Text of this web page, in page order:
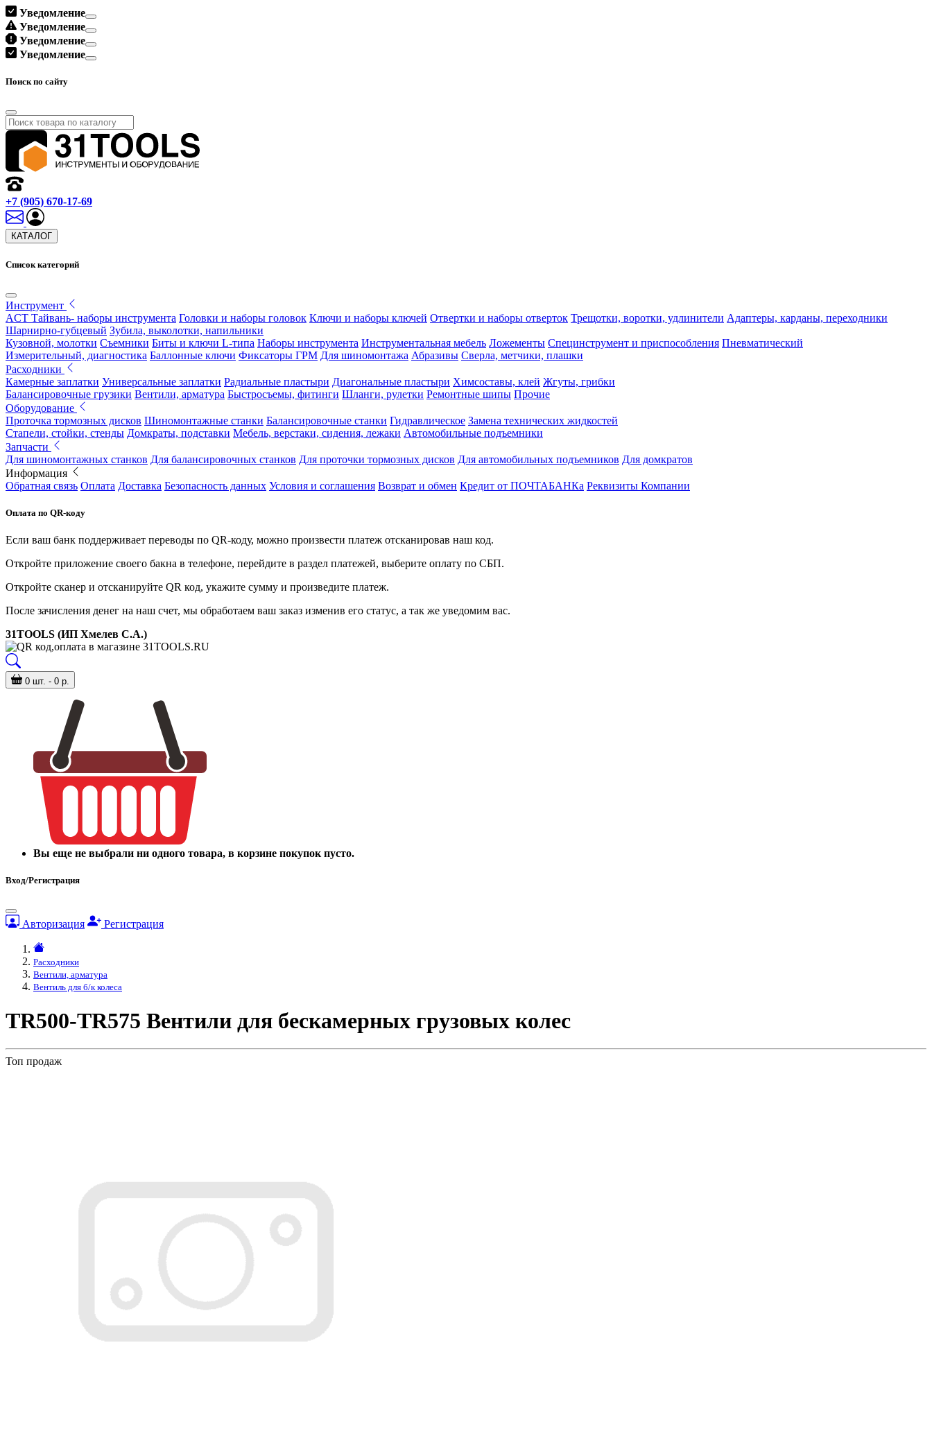
Уведомление
Уведомление
Уведомление
Уведомление
Поиск по сайту
+7 (905) 670-17-69
КАТАЛОГ
Список категорий
Инструмент
ACT Тайвань- наборы инструмента Головки и наборы головок Ключи и наборы ключей Отвертки и наборы отверток Трещотки, воротки, удлинители Адаптеры, карданы, переходники
Шарнирно-губцевый Зубила, выколотки, напильники
Кузовной, молотки Съемники Биты и ключи L-типа Наборы инструмента Инструментальная мебель Ложементы Специнструмент и приспособления Пневматический
Измерительный, диагностика Баллонные ключи Фиксаторы ГРМ Для шиномонтажа Абразивы Сверла, метчики, плашки
Расходники
Камерные заплатки Универсальные заплатки Радиальные пластыри Диагональные пластыри Химсоставы, клей Жгуты, грибки
Балансировочные грузики Вентили, арматура Быстросъемы, фитинги Шланги, рулетки Ремонтные шипы Прочие
Оборудование
Проточка тормозных дисков Шиномонтажные станки Балансировочные станки Гидравлическое Замена технических жидкостей
Стапели, стойки, стенды Домкраты, подставки Мебель, верстаки, сидения, лежаки Автомобильные подъемники
Запчасти
Для шиномонтажных станков Для балансировочных станков Для проточки тормозных дисков Для автомобильных подъемников Для домкратов
Информация
Обратная связь Оплата Доставка Безопасность данных Условия и соглашения Возврат и обмен Кредит от ПОЧТАБАНКа Реквизиты Компании
Оплата по QR-коду
Если ваш банк поддерживает переводы по QR-коду, можно произвести платеж отсканировав наш код.
Откройте приложение своего бакна в телефоне, перейдите в раздел платежей, выберите оплату по СБП.
Откройте сканер и отсканируйте QR код, укажите сумму и произведите платеж.
После зачисления денег на наш счет, мы обработаем ваш заказ изменив его статус, а так же уведомим вас.
31TOOLS (ИП Хмелев С.А.)
0 шт. - 0 р.
Вы еще не выбрали ни одного товара, в корзине покупок пусто.
Вход/Регистрация
Авторизация Регистрация
Расходники
Вентили, арматура
Вентиль для б/к колеса
TR500-TR575 Вентили для бескамерных грузовых колес
Топ продаж